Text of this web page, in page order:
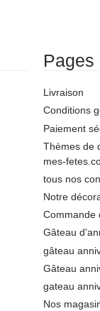
Pages
Livraison
Conditions
Paiement
Thèmes de
mes-
tous nos
Notre
Commande
Gâteau
gâteau
Gâteau
gateau
Nos